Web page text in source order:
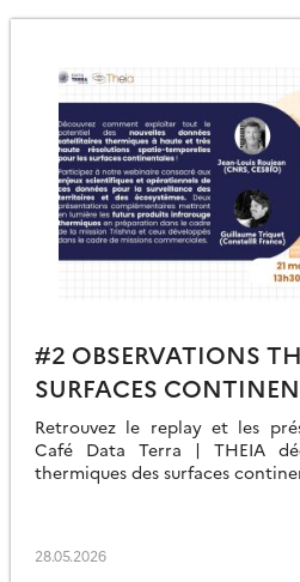
#2 OBSERVATIONS
SURFACES
Retrouvez le replay et les
Café Data Terra | THEIA
thermiques des surfaces
28.05.2026